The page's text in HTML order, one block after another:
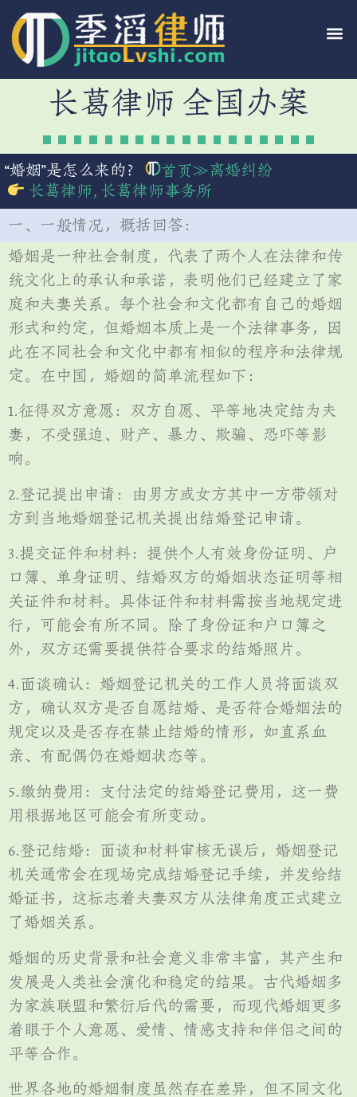
长葛律师 全国办案
“婚姻”是怎么来的？ 首页≫离婚纠纷
长葛律师 长葛律师事务所
一、一般情况，概括回答：
婚姻是一种社会制度，代表了两个人在法律和传
统文化上的承认和承诺，表明他们已经建立了家
庭和夫妻关系。每个社会和文化都有自己的婚姻
形式和约定，但婚姻本质上是一个法律事务，因
此在不同社会和文化中都有相似的程序和法律规
定。在中国，婚姻的简单流程如下：
1.征得双方意愿：双方自愿、平等地决定结为夫
妻，不受强迫、财产、暴力、欺骗、恐吓等影
响。
2.登记提出申请：由男方或女方其中一方带领对
方到当地婚姻登记机关提出结婚登记申请。
3.提交证件和材料：提供个人有效身份证明、户
口簿、单身证明、结婚双方的婚姻状态证明等相
关证件和材料。具体证件和材料需按当地规定进
行，可能会有所不同。除了身份证和户口簿之
外，双方还需要提供符合要求的结婚照片。
4.面谈确认：婚姻登记机关的工作人员将面谈双
方，确认双方是否自愿结婚、是否符合婚姻法的
规定以及是否存在禁止结婚的情形，如直系血
亲、有配偶仍在婚姻状态等。
5.缴纳费用：支付法定的结婚登记费用，这一费
用根据地区可能会有所变动。
6.登记结婚：面谈和材料审核无误后，婚姻登记
机关通常会在现场完成结婚登记手续，并发给结
婚证书，这标志着夫妻双方从法律角度正式建立
了婚姻关系。
婚姻的历史背景和社会意义非常丰富，其产生和
发展是人类社会演化和稳定的结果。古代婚姻多
为家族联盟和繁衍后代的需要，而现代婚姻更多
着眼于个人意愿、爱情、情感支持和伴侣之间的
平等合作。
世界各地的婚姻制度虽然存在差异，但不同文化